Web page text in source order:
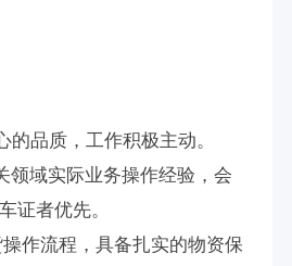
的品质，工作积极主动。
领域实际业务操作经验，会
证者优先。
作流程，具备扎实的物资保